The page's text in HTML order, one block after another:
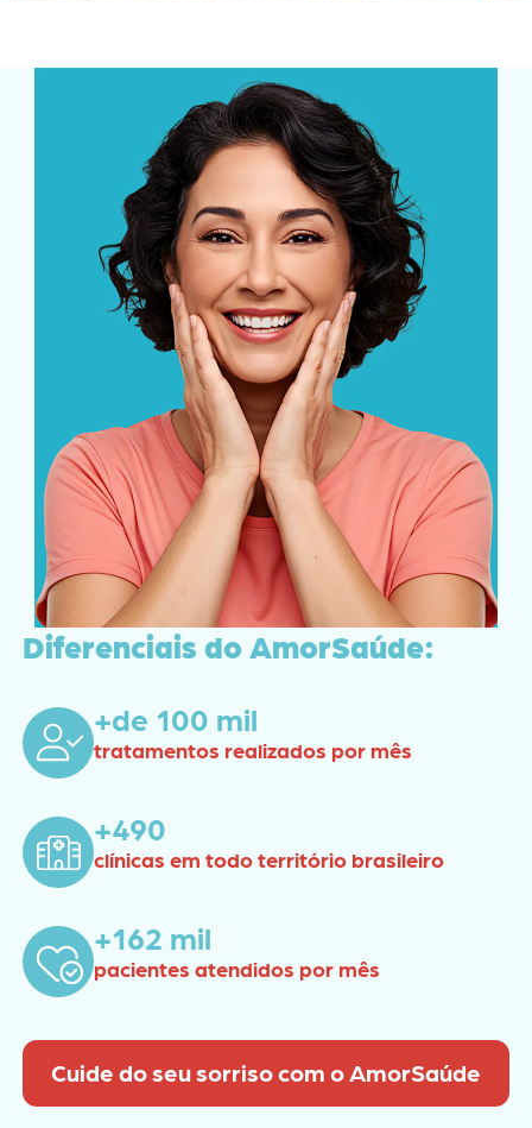
Diferenciais do AmorSaúde:
+de 100 mil
tratamentos realizados por mês
+490
clínicas em todo território brasileiro
+162 mil
pacientes atendidos por mês
Cuide do seu sorriso com o AmorSaúde